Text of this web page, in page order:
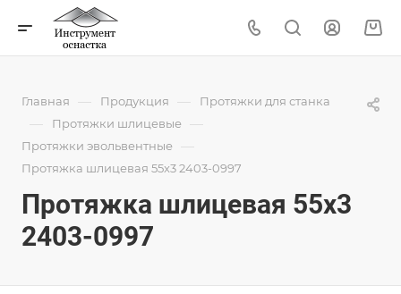
Главная — Продукция — Протяжки для станка
— Протяжки шлицевые —
Протяжки эвольвентные —
Протяжка шлицевая 55x3 2403-0997
Протяжка шлицевая 55x3
2403-0997